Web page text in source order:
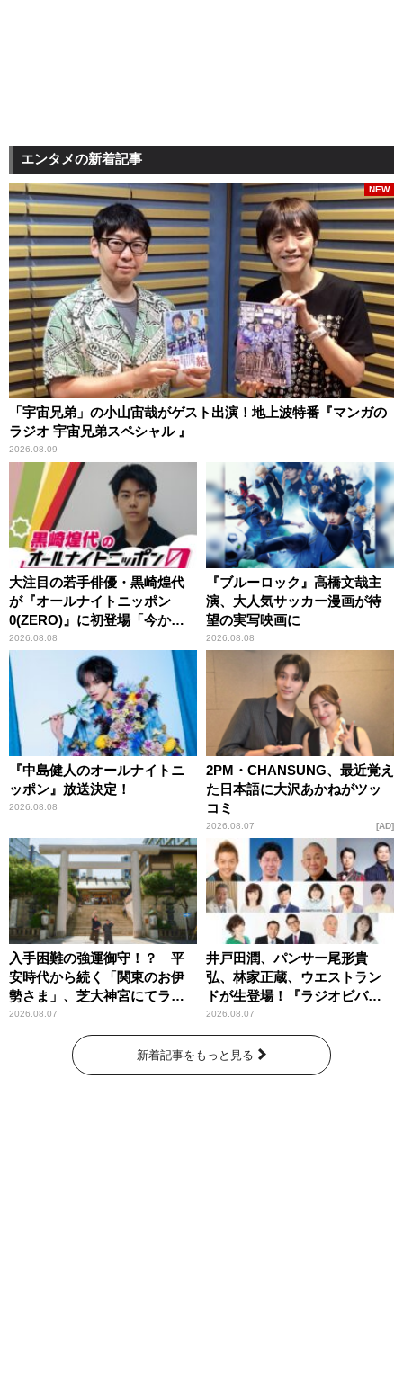
エンタメの新着記事
「宇宙兄弟」の小山宙哉がゲスト出演！地上波特番『マンガの
ラジオ 宇宙兄弟スペシャル 』
2026.08.09
NEW
大注目の若手俳優・黒崎煌代
が『オールナイトニッポン
0(ZERO)』に初登場「今から
とてもワクワクしておりま
す！」
2026.08.08
『ブルーロック』高橋文哉主
演、大人気サッカー漫画が待
望の実写映画に
2026.08.08
『中島健人のオールナイトニ
ッポン』放送決定！
2026.08.08
2PM・CHANSUNG、最近覚え
た日本語に大沢あかねがツッ
コミ
2026.08.07 AD
入手困難の強運御守！？ 平
安時代から続く「関東のお伊
勢さま」、芝大神宮にてラン
パンプスが合格祈願！
2026.08.07
井戸田潤、パンサー尾形貴
弘、林家正蔵、ウエストラン
ドが生登場！『ラジオビバリ
ー昼ズ』
2026.08.07
新着記事をもっと見る